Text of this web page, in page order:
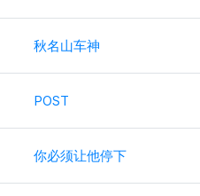
秋名山车神
POST
你必须让他停下